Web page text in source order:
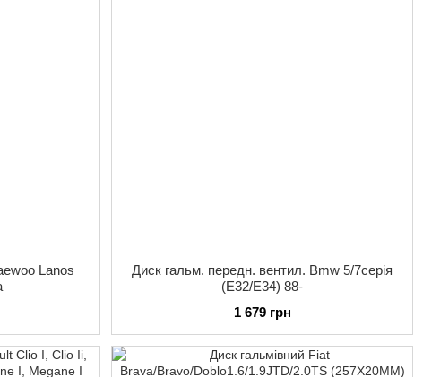
Lanos
Диск гальм. передн. вентил. Bmw 5/7серія
(E32/E34) 88-
1 679 грн